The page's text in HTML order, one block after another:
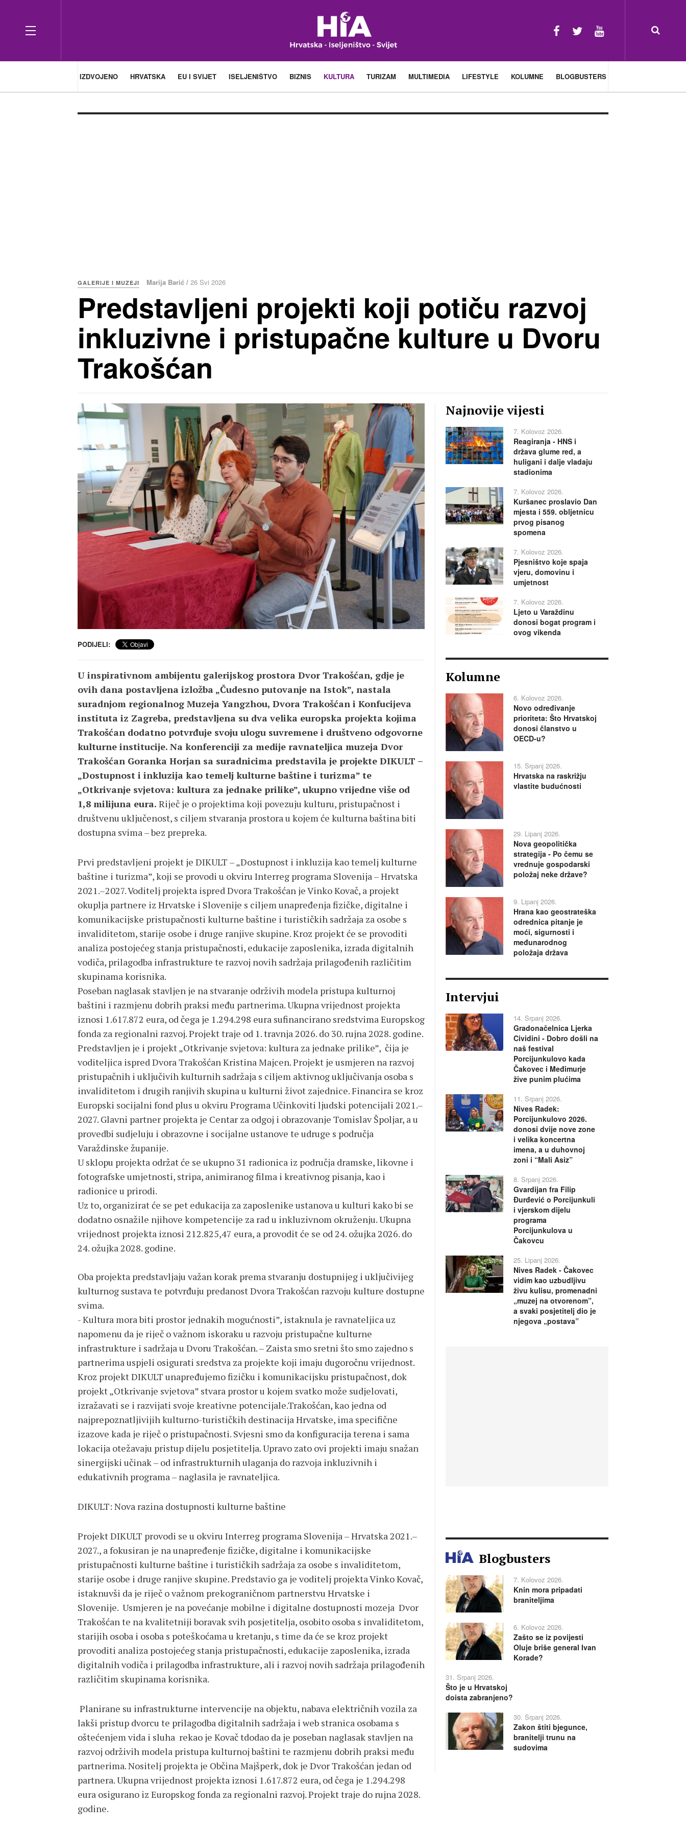
IZDVOJENO HRVATSKA EU I SVIJET ISELJENIŠTVO BIZNIS KULTURA TURIZAM MULTIMEDIA LIFESTYLE KOLUMNE BLOGBUSTERS
GALERIJE I MUZEJI Marija Barić / 26 Svi 2026
Predstavljeni projekti koji potiču razvoj
inkluzivne i pristupačne kulture u Dvoru
Trakošćan
PODIJELI:
U inspirativnom ambijentu galerijskog prostora Dvor Trakošćan, gdje je
ovih dana postavljena izložba „Čudesno putovanje na Istok”, nastala
suradnjom regionalnog Muzeja Yangzhou, Dvora Trakošćan i Konfucijeva
instituta iz Zagreba, predstavljena su dva velika europska projekta kojima
Trakošćan dodatno potvrđuje svoju ulogu suvremene i društveno odgovorne
kulturne institucije. Na konferenciji za medije ravnateljica muzeja Dvor
Trakošćan Goranka Horjan sa suradnicima predstavila je projekte DIKULT –
„Dostupnost i inkluzija kao temelj kulturne baštine i turizma” te
„Otkrivanje svjetova: kultura za jednake prilike”, ukupno vrijedne više od
1,8 milijuna eura. Riječ je o projektima koji povezuju kulturu, pristupačnost i
društvenu uključenost, s ciljem stvaranja prostora u kojem će kulturna baština biti
dostupna svima – bez prepreka.
Prvi predstavljeni projekt je DIKULT – „Dostupnost i inkluzija kao temelj kulturne
baštine i turizma”, koji se provodi u okviru Interreg programa Slovenija – Hrvatska
2021.–2027. Voditelj projekta ispred Dvora Trakošćan je Vinko Kovač, a projekt
okuplja partnere iz Hrvatske i Slovenije s ciljem unapređenja fizičke, digitalne i
komunikacijske pristupačnosti kulturne baštine i turističkih sadržaja za osobe s
invaliditetom, starije osobe i druge ranjive skupine. Kroz projekt će se provoditi
analiza postojećeg stanja pristupačnosti, edukacije zaposlenika, izrada digitalnih
vodiča, prilagodba infrastrukture te razvoj novih sadržaja prilagođenih različitim
skupinama korisnika.
Poseban naglasak stavljen je na stvaranje održivih modela pristupa kulturnoj
baštini i razmjenu dobrih praksi među partnerima. Ukupna vrijednost projekta
iznosi 1.617.872 eura, od čega je 1.294.298 eura sufinancirano sredstvima Europskog
fonda za regionalni razvoj. Projekt traje od 1. travnja 2026. do 30. rujna 2028. godine.
Predstavljen je i projekt „Otkrivanje svjetova: kultura za jednake prilike”, čija je
voditeljica ispred Dvora Trakošćan Kristina Majcen. Projekt je usmjeren na razvoj
pristupačnih i uključivih kulturnih sadržaja s ciljem aktivnog uključivanja osoba s
invaliditetom i drugih ranjivih skupina u kulturni život zajednice. Financira se kroz
Europski socijalni fond plus u okviru Programa Učinkoviti ljudski potencijali 2021.–
2027. Glavni partner projekta je Centar za odgoj i obrazovanje Tomislav Špoljar, a u
provedbi sudjeluju i obrazovne i socijalne ustanove te udruge s područja
Varaždinske županije.
U sklopu projekta održat će se ukupno 31 radionica iz područja dramske, likovne i
fotografske umjetnosti, stripa, animiranog filma i kreativnog pisanja, kao i
radionice u prirodi.
Uz to, organizirat će se pet edukacija za zaposlenike ustanova u kulturi kako bi se
dodatno osnažile njihove kompetencije za rad u inkluzivnom okruženju. Ukupna
vrijednost projekta iznosi 212.825,47 eura, a provodit će se od 24. ožujka 2026. do
24. ožujka 2028. godine.
Oba projekta predstavljaju važan korak prema stvaranju dostupnijeg i uključivijeg
kulturnog sustava te potvrđuju predanost Dvora Trakošćan razvoju kulture dostupne
svima.
- Kultura mora biti prostor jednakih mogućnosti”, istaknula je ravnateljica uz
napomenu da je riječ o važnom iskoraku u razvoju pristupačne kulturne
infrastrukture i sadržaja u Dvoru Trakošćan. – Zaista smo sretni što smo zajedno s
partnerima uspjeli osigurati sredstva za projekte koji imaju dugoročnu vrijednost.
Kroz projekt DIKULT unapređujemo fizičku i komunikacijsku pristupačnost, dok
projekt „Otkrivanje svjetova” stvara prostor u kojem svatko može sudjelovati,
izražavati se i razvijati svoje kreativne potencijale.Trakošćan, kao jedna od
najprepoznatljivijih kulturno-turističkih destinacija Hrvatske, ima specifične
izazove kada je riječ o pristupačnosti. Svjesni smo da konfiguracija terena i sama
lokacija otežavaju pristup dijelu posjetitelja. Upravo zato ovi projekti imaju snažan
sinergijski učinak – od infrastrukturnih ulaganja do razvoja inkluzivnih i
edukativnih programa – naglasila je ravnateljica.
DIKULT: Nova razina dostupnosti kulturne baštine
Projekt DIKULT provodi se u okviru Interreg programa Slovenija – Hrvatska 2021.–
2027., a fokusiran je na unapređenje fizičke, digitalne i komunikacijske
pristupačnosti kulturne baštine i turističkih sadržaja za osobe s invaliditetom,
starije osobe i druge ranjive skupine. Predstavio ga je voditelj projektaVinko Kovač,
istaknuvši da je riječ o važnom prekograničnom partnerstvu Hrvatske i
Slovenije. Usmjeren je na povećanje mobilne i digitalne dostupnosti mozeja Dvor
Trakošćan te na kvalitetniji boravak svih posjetitelja, osobito osoba s invaliditetom,
starijih osoba i osoba s poteškoćama u kretanju, s time da će se kroz projekt
provoditi analiza postojećeg stanja pristupačnosti, edukacije zaposlenika, izrada
digitalnih vodiča i prilagodba infrastrukture, ali i razvoj novih sadržaja prilagođenih
različitim skupinama korisnika.
Planirane su infrastrukturne intervencije na objektu, nabava električnih vozila za
lakši pristup dvorcu te prilagodba digitalnih sadržaja i web stranica osobama s
oštećenjem vida i sluha rekao je Kovač tdodao da je poseban naglasak stavljen na
razvoj održivih modela pristupa kulturnoj baštini te razmjenu dobrih praksi među
partnerima. Nositelj projekta je Občina Majšperk, dok je Dvor Trakošćan jedan od
partnera. Ukupna vrijednost projekta iznosi 1.617.872 eura, od čega je 1.294.298
eura osigurano iz Europskog fonda za regionalni razvoj. Projekt traje do rujna 2028.
godine.
Najnovije vijesti
7. Kolovoz 2026.
Reagiranja - HNS i
država glume red, a
huligani i dalje vladaju
stadionima
7. Kolovoz 2026.
Kuršanec proslavio Dan
mjesta i 559. obljetnicu
prvog pisanog
spomena
7. Kolovoz 2026.
Pjesništvo koje spaja
vjeru, domovinu i
umjetnost
7. Kolovoz 2026.
Ljeto u Varaždinu
donosi bogat program i
ovog vikenda
Kolumne
6. Kolovoz 2026.
Novo određivanje
prioriteta: Što Hrvatskoj
donosi članstvo u
OECD-u?
15. Srpanj 2026.
Hrvatska na raskrižju
vlastite budućnosti
29. Lipanj 2026.
Nova geopolitička
strategija - Po čemu se
vrednuje gospodarski
položaj neke države?
9. Lipanj 2026.
Hrana kao geostrateška
odrednica pitanje je
moći, sigurnosti i
međunarodnog
položaja država
Intervjui
14. Srpanj 2026.
Gradonačelnica Ljerka
Cividini - Dobro došli na
naš festival
Porcijunkulovo kada
Čakovec i Međimurje
žive punim plućima
11. Srpanj 2026.
Nives Radek:
Porcijunkulovo 2026.
donosi dvije nove zone
i velika koncertna
imena, a u duhovnoj
zoni i “Mali Asiz”
8. Srpanj 2026.
Gvardijan fra Filip
Đurđević o Porcijunkuli
i vjerskom dijelu
programa
Porcijunkulova u
Čakovcu
25. Lipanj 2026.
Nives Radek - Čakovec
vidim kao uzbudljivu
živu kulisu, promenadni
„muzej na otvorenom”,
a svaki posjetitelj dio je
njegova „postava”
Blogbusters
7. Kolovoz 2026.
Knin mora pripadati
braniteljima
6. Kolovoz 2026.
Zašto se iz povijesti
Oluje briše general Ivan
Korade?
31. Srpanj 2026.
Što je u Hrvatskoj
doista zabranjeno?
30. Srpanj 2026.
Zakon štiti bjegunce,
branitelji trunu na
sudovima